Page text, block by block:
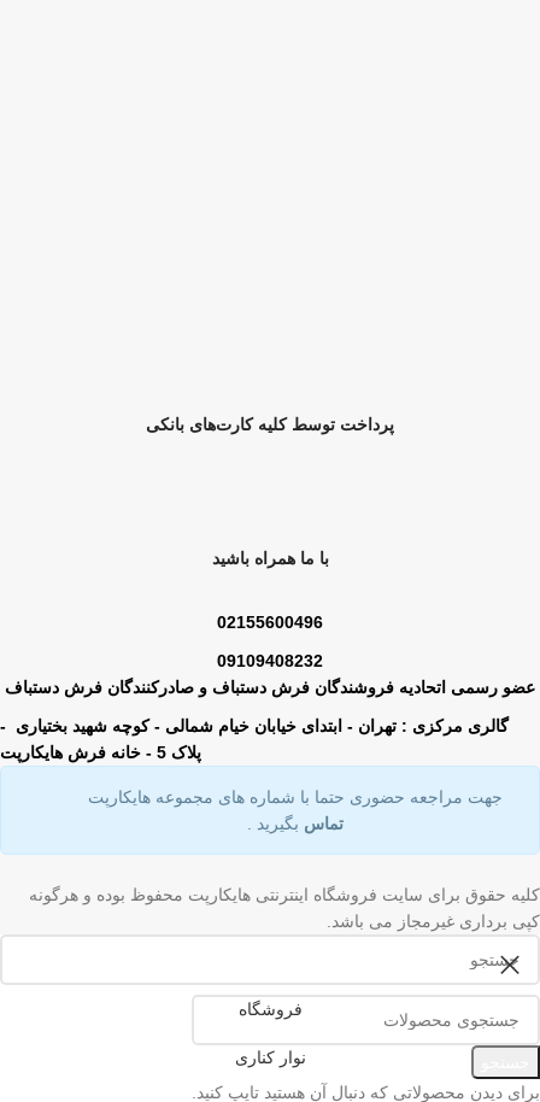
پرداخت توسط کلیه کارت‌های بانکی
با ما همراه باشید
02155600496
09109408232
عضو رسمی اتحادیه فروشندگان فرش دستباف و صادرکنندگان فرش دستباف
گالری مرکزی : تهران - ابتدای خیابان خیام شمالی - کوچه شهید بختیاری -
پلاک 5 - خانه فرش هایکارپت
جهت مراجعه حضوری حتما با شماره های مجموعه هایکارپت
تماس بگیرید .
کلیه حقوق برای سایت فروشگاه اینترنتی هایکارپت محفوظ بوده و هرگونه
کپی برداری غیرمجاز می باشد.
برای دیدن محصولاتی که دنبال آن هستید تایپ کنید.
فروشگاه
نوار کناری